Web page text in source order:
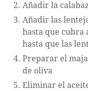
Añadir la
Añadir las
hasta que cubra
hasta que las
Preparar el
de oliva
Eliminar el